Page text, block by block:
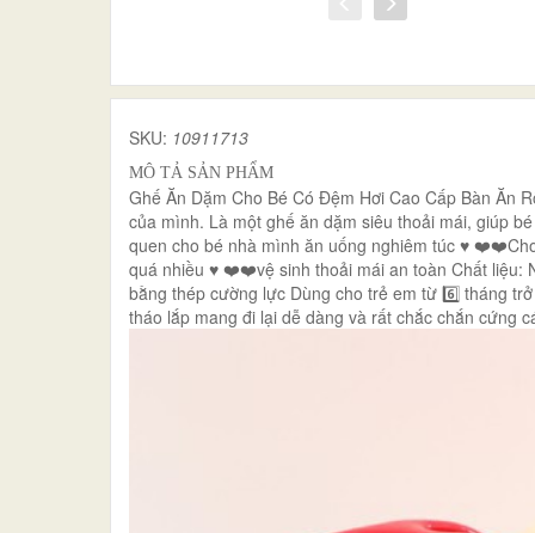
SKU: 10911713
MÔ TẢ SẢN PHẨM
Ghế Ăn Dặm Cho Bé Có Đệm Hơi Cao Cấp Bàn Ăn
của mình. Là một ghế ăn dặm siêu thoải mái, giúp
quen cho bé nhà mình ăn uống nghiêm túc ♥️
quá nhiều ♥️ ❤️❤️vệ sinh thoải mái an toàn Chất liệu:
bằng thép cường lực Dùng cho trẻ em từ 6️⃣ tháng
tháo lắp mang đi lại dễ dàng và rất chắc chắn cứng